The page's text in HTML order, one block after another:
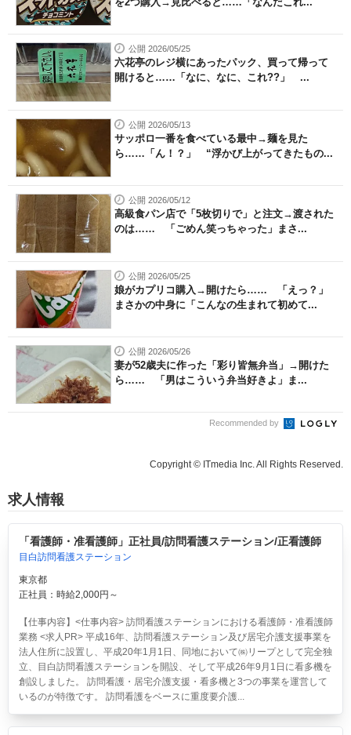
公開 2026/05/25
六花亭のレジ横にあったパック、買って帰って
開けると……「なに、なに、これ??」 ...
公開 2026/05/13
サッポロ一番を食べている最中→麺を見た
ら……「ん！？」 “浮かび上がってきたもの...
公開 2026/05/12
高級食パン店で「5枚切りで」と注文→渡された
のは…… 「ごめん笑っちゃった」まさ...
公開 2026/05/25
娘がカプリコ購入→開けたら…… 「えっ？」
まさかの中身に「こんなの生まれて初めて...
公開 2026/05/26
妻が52歳夫に作った「彩り皆無弁当」→開けた
ら…… 「男はこういう弁当好きよ」ま...
Recommended by
Copyright © ITmedia Inc. All Rights Reserved.
求人情報
「看護師・准看護師」正社員/訪問看護ステーション/正看護師
目白訪問看護ステーション
東京都
正社員：時給2,000円～
【仕事内容】<仕事内容> 訪問看護ステーションにおける看護師・准看護師
業務 <求人PR> 平成16年、訪問看護ステーション及び居宅介護支援事業を
法人住所に設置し、平成20年1月1日、同地において㈱リープとして完全独
立、目白訪問看護ステーションを開設、そして平成26年9月1日に看多機を
創設しました。 訪問看護・居宅介護支援・看多機と3つの事業を運営して
いるのが特徴です。 訪問看護をベースに重度要介護...